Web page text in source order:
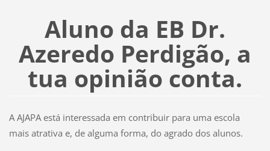
Aluno da EB Dr.
Azeredo Perdigão, a
tua opinião conta.
A AJAPA está interessada em contribuir para uma escola
mais atrativa e, de alguma forma, do agrado dos alunos.